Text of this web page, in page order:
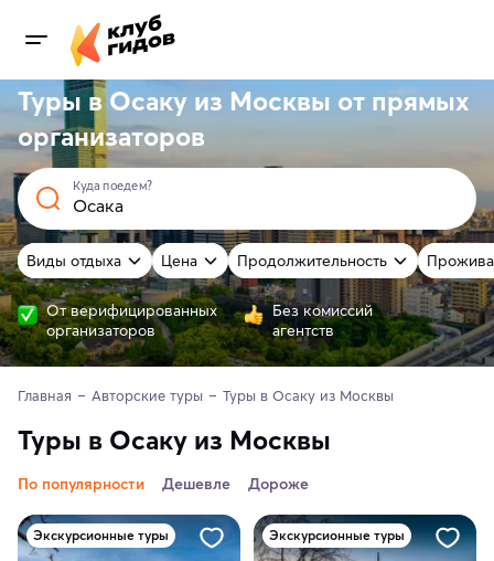
Туры в Осаку из Москвы от прямых
организаторов
Куда поедем?
Виды отдыха Цена Продолжительность
От верифицированных
организаторов
Без комиссий
агентств
Главная Авторские туры Туры в Осаку из Москвы
Туры в Осаку из Москвы
По популярности Дешевле Дороже
Экскурсионные туры Экскурсионные туры